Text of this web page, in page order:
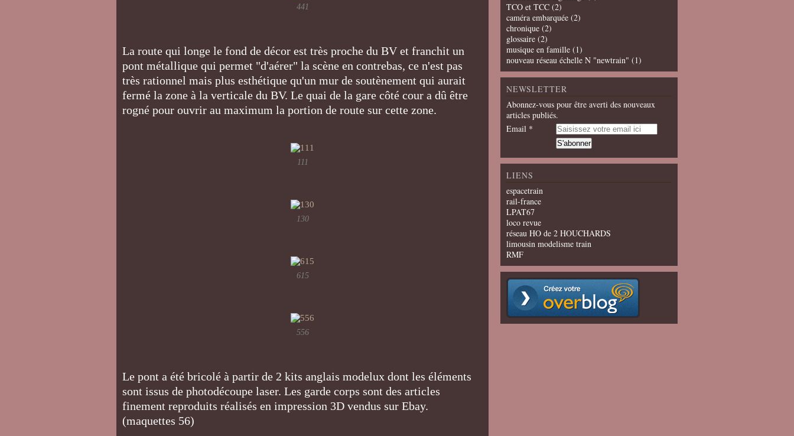
441
La route qui longe le fond de décor est très proche du BV et franchit un
pont métallique qui permet "d'aérer" la scène en contrebas, ce n'est pas
très rationnel mais plus esthétique qu'un mur de soutènement qui aurait
fermé la zone à la verticale du BV. Le quai de la gare côté cour a dû être
rogné pour ouvrir au maximum la portion de route sur cette zone.
111
130
615
556
Le pont a été bricolé à partir de 2 kits anglais modelux dont les éléments
sont issus de photodécoupe laser. Les garde corps sont des articles
finement reproduits réalisés en impression 3D vendus sur Ebay.
(maquettes 56)
TCO et TCC (2)
caméra embarquée (2)
chronique (2)
glossaire (2)
musique en famille (1)
nouveau réseau échelle N "newtrain" (1)
NEWSLETTER
Abonnez-vous pour être averti des nouveaux
articles publiés.
Email
LIENS
espacetrain
rail-france
LPAT67
loco revue
réseau HO de 2 HOUCHARDS
limousin modelisme train
RMF